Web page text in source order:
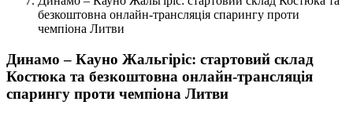
безкоштовна онлайн-трансляція спарингу проти
чемпіона Литви
Динамо – Кауно Жальгіріс: стартовий склад
Костюка та безкоштовна онлайн-трансляція
спарингу проти чемпіона Литви